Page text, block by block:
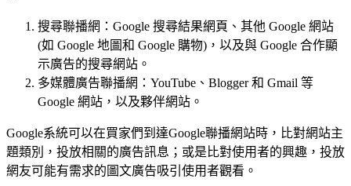
搜尋聯播網：Google 搜尋結果網頁、其他 Google 網站
(如 Google 地圖和 Google 購物)，以及與 Google 合作顯
示廣告的搜尋網站。
多媒體廣告聯播網：YouTube、Blogger 和 Gmail 等
Google 網站，以及夥伴網站。
Google系統可以在買家們到達Google聯播網站時，比對網站主
題類別，投放相關的廣告訊息；或是比對使用者的興趣，投放
網友可能有需求的圖文廣告吸引使用者觀看。